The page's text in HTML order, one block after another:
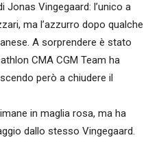
Vingegaard: l’unico a
ma l’azzurro dopo qualche
A sorprendere è stato
CMA CGM Team ha
però a chiudere il
in maglia rosa, ma ha
dallo stesso Vingegaard.